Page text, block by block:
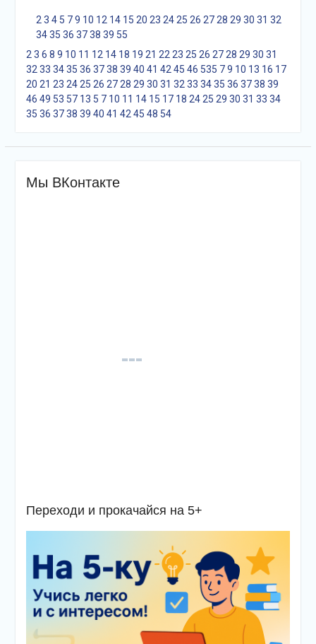
2 3 4 5 7 9 10 12 14 15 20 23 24 25 26 27 28 29 30 31 32
34 35 36 37 38 39 55
2 3 6 8 9 10 11 12 14 18 19 21 22 23 25 26 27 28 29 30 31
32 33 34 35 36 37 38 39 40 41 42 45 46 535 7 9 10 13 16 17
20 21 23 24 25 26 27 28 29 30 31 32 33 34 35 36 37 38 39
46 49 53 57 13 5 7 10 11 14 15 17 18 24 25 29 30 31 33 34
35 36 37 38 39 40 41 42 45 48 54
Мы ВКонтакте
Переходи и прокачайся на 5+